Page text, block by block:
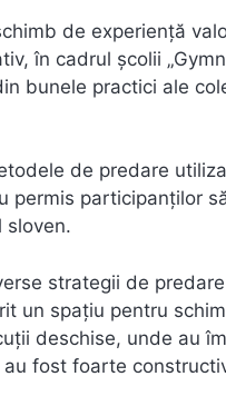
de experiență
în cadrul școlii
bunele practici ale
de predare
permis participanților
sloven.
strategii de
un spațiu pentru
deschise, unde au
fost foarte